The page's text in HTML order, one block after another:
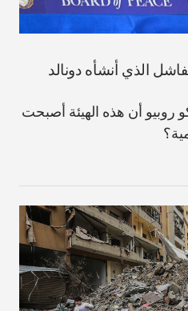
الذي أنشأه دونالد
روبيو أن هذه الهيئة أصبحت